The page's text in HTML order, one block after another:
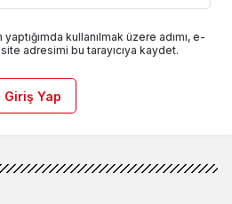
kullanılmak üzere adımı, e-
adresimi bu tarayıcıya kaydet.
Giriş Yap